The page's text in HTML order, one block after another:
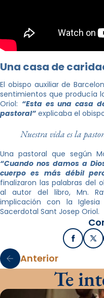
Una casa de
El obispo auxiliar de
sentimientos que producía
Oriol: “Esta es una casa
pastoral” explicaba el
Nuestra vida es la
Una pastoral que según
“Cuando nos damos a
cuerpo es más débil
finalizaron las palabras del
al autor del libro, Mn.
implicación con la
Sacerdotal Sant Josep Oriol.
X
Anterior
Te